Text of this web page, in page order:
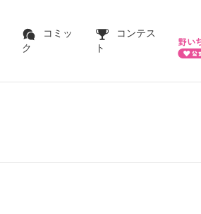
コミッ
ク
コンテス
ト